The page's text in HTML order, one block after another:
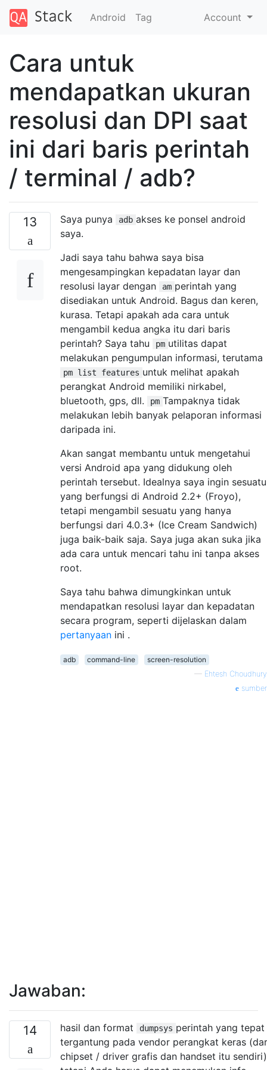
Android Tag Account
Cara untuk
mendapatkan ukuran
resolusi dan DPI saat
ini dari baris perintah
/ terminal / adb?
13 Saya punya adb akses ke ponsel android
saya.
Jadi saya tahu bahwa saya bisa
mengesampingkan kepadatan layar dan
resolusi layar dengan
am perintah yang
disediakan untuk Android. Bagus dan keren,
kurasa. Tetapi apakah ada cara untuk
mengambil kedua angka itu dari baris
perintah? Saya tahu
pm utilitas dapat
melakukan pengumpulan informasi, terutama
pm list features untuk melihat apakah
perangkat Android memiliki nirkabel,
bluetooth, gps, dll.
pm Tampaknya tidak
melakukan lebih banyak pelaporan informasi
daripada ini.
Akan sangat membantu untuk mengetahui
versi Android apa yang didukung oleh
perintah tersebut. Idealnya saya ingin sesuatu
yang berfungsi di Android 2.2+ (Froyo),
tetapi mengambil sesuatu yang hanya
berfungsi dari 4.0.3+ (Ice Cream Sandwich)
juga baik-baik saja. Saya juga akan suka jika
ada cara untuk mencari tahu ini tanpa akses
root.
Saya tahu bahwa dimungkinkan untuk
mendapatkan resolusi layar dan kepadatan
secara program, seperti dijelaskan dalam
pertanyaan ini .
adb command-line
screen-resolution
— Ehtesh Choudhury
sumber
Jawaban:
14 hasil dan format dumpsys perintah yang tepat
tergantung pada vendor perangkat keras
chipset / driver grafis dan handset itu sendiri)